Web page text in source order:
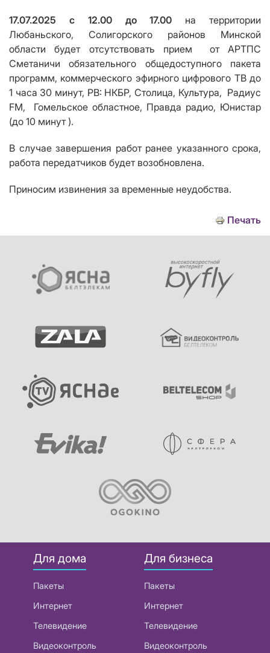
17.07.2025 с 12.00 до 17.00 на территории
Любаньского, Солигорского районов Минской
области будет отсутствовать прием
от АРТПС
Сметаничи обязательного общедоступного пакета
программ, коммерческого эфирного цифрового ТВ до
1 часа 30 минут, РВ: НКБР, Столица, Культура, Радиус
FM,
Гомельское областное, Правда радио, Юнистар
(до 10 минут ).
В случае завершения работ ранее указанного срока,
работа передатчиков будет возобновлена.
Приносим извинения за временные неудобства.
Печать
Для дома
Пакеты
Интернет
Телевидение
Видеоконтроль
Для бизнеса
Пакеты
Интернет
Телевидение
Видеоконтроль